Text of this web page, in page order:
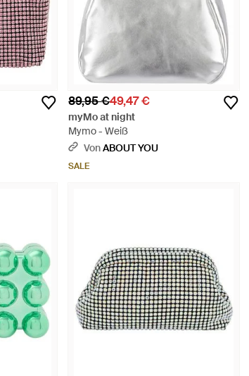
89,95 €49,47 €
myMo at night
Mymo - Weiß
VonABOUT YOU
SALE